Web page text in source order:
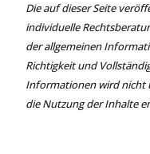
Die auf dieser Seite
individuelle
der allgemeinen
Richtigkeit und
Informationen wird nicht
die Nutzung der Inhalte